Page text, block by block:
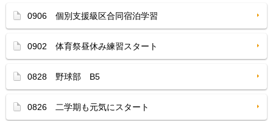
0906 個別支援級区合同宿泊学習
0902 体育祭昼休み練習スタート
0828 野球部 B5
0826 二学期も元気にスタート